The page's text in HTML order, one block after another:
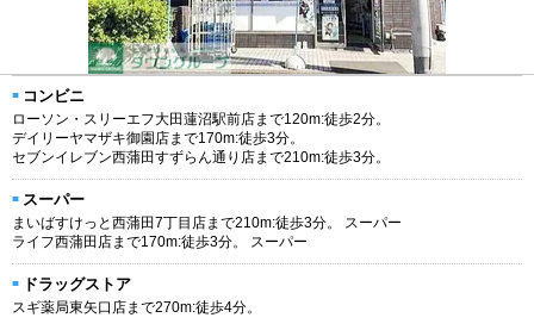
コンビニ
ローソン・スリーエフ大田蓮沼駅前店まで120m:徒歩2分。
デイリーヤマザキ御園店まで170m:徒歩3分。
セブンイレブン西蒲田すずらん通り店まで210m:徒歩3分。
スーパー
まいばすけっと西蒲田7丁目店まで210m:徒歩3分。 スーパー
ライフ西蒲田店まで170m:徒歩3分。 スーパー
ドラッグストア
スギ薬局東矢口店まで270m:徒歩4分。